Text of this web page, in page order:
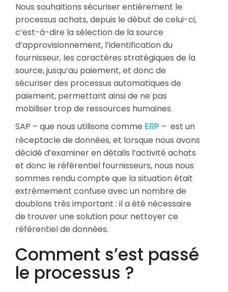
Nous souhaitions sécuriser entièrement le
processus achats, depuis le début de celui-ci,
c’est-à-dire la sélection de la source
d’approvisionnement, l’identification du
fournisseur, les caractères stratégiques de la
source, jusqu’au paiement, et donc de
sécuriser des processus automatiques de
paiement, permettant ainsi de ne pas
mobiliser trop de ressources humaines.
SAP – que nous utilisons comme ERP – est un
réceptacle de données, et lorsque nous avons
décidé d’examiner en détails l’activité achats
et donc le référentiel fournisseurs, nous nous
sommes rendu compte que la situation était
extrêmement confuse avec un nombre de
doublons très important : il a été nécessaire
de trouver une solution pour nettoyer ce
référentiel de données.
Comment s’est passé
le processus ?